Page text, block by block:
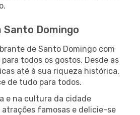
Santo Domingo
de Santo Domingo com
todos os gostos. Desde as
até à sua riqueza histórica,
de tudo para todos.
e na cultura da cidade
famosas e delicie-se